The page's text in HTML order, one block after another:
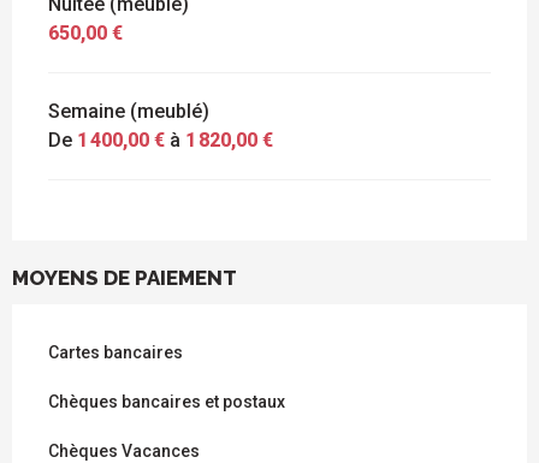
650,00 €
Semaine (meublé)
De 1 400,00 € à 1 820,00 €
MOYENS DE PAIEMENT
Cartes bancaires
Chèques bancaires et postaux
Chèques Vacances